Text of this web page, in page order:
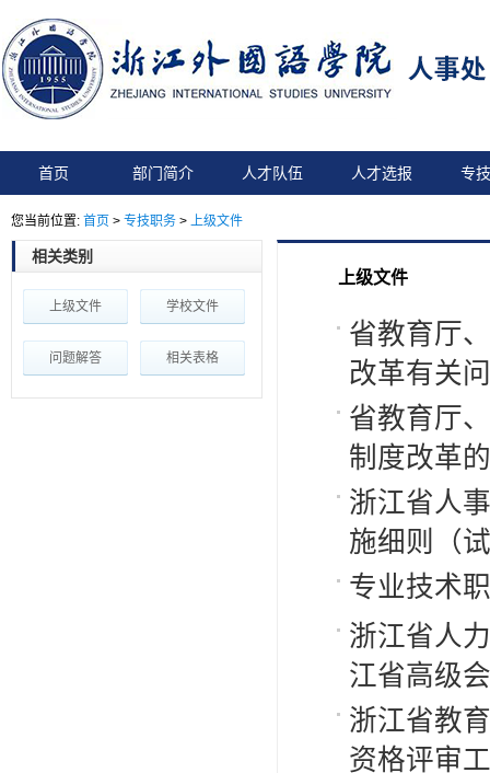
首页 部门简介 人才队伍 人才选报 专
您当前位置: 首页 > 专技职务 > 上级文件
上级文件
省教育厅
改革有关
省教育厅
制度改革
浙江省人
施细则（
专业技术
浙江省人
江省高级
浙江省教
资格评审
相关类别
上级文件 学校文件
问题解答 相关表格